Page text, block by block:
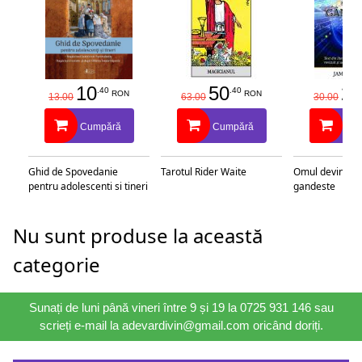
13.00 10.40 RON
Cumpără
Ghid de Spovedanie
pentru adolescenti si tineri
63.00 50.40 RON
Cumpără
Tarotul Rider Waite
30.00 25
Omul devine
gandeste
Nu sunt produse la această
categorie
Sunați de luni până vineri între 9 și 19 la 0725 931 146 sau
scrieți e-mail la adevardivin@gmail.com oricând doriți.